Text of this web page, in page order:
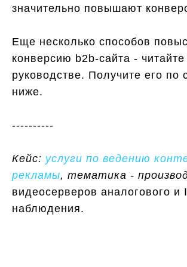
значительно повышают
Еще несколько способов
конверсию b2b-сайта -
руководстве. Получите его по
ниже.
----------
Кейс: услуги по ведению
рекламы, тематика -
видеосерверов аналогового и
наблюдения.